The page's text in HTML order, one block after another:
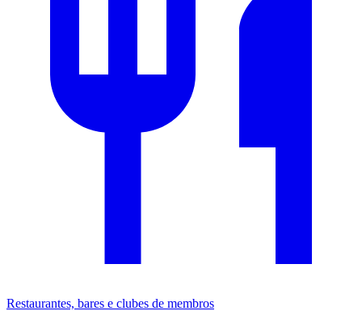
Restaurantes, bares e clubes de membros